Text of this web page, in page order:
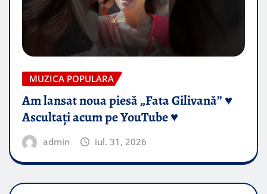
MUZICA POPULARA
Am lansat noua piesă „Fata Gilivană” ♥️
Ascultați acum pe YouTube ♥️
admin iul. 31, 2026